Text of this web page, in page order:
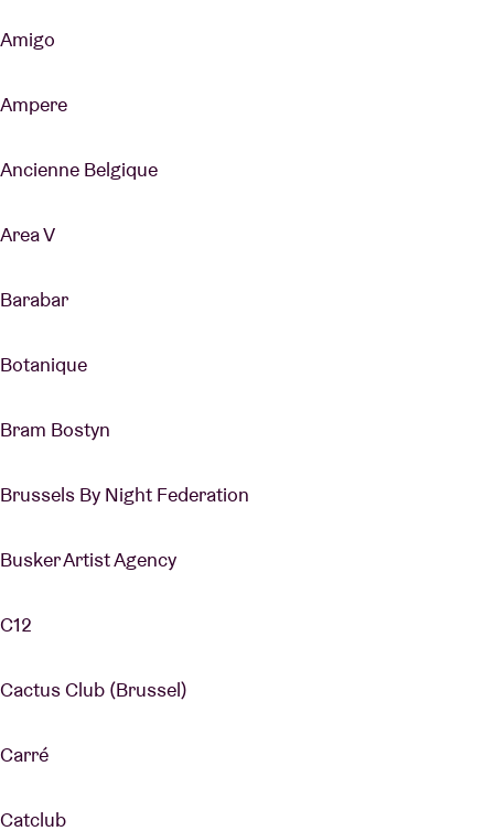
Amigo
Ampere
Ancienne Belgique
Area V
Barabar
Botanique
Bram Bostyn
Brussels By Night Federation
Busker Artist Agency
C12
Cactus Club (Brussel)
Carré
Catclub